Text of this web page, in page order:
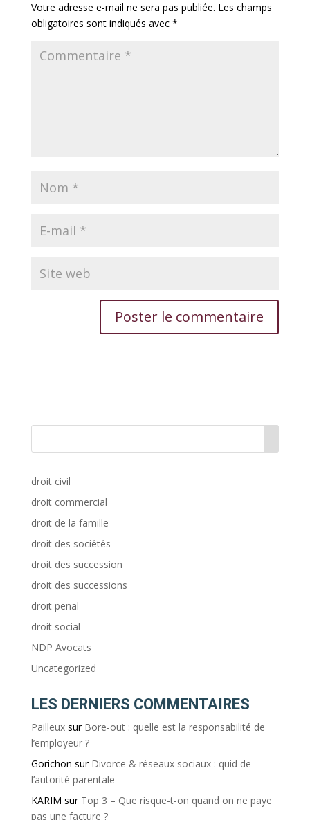
Votre adresse e-mail ne sera pas publiée. Les champs
obligatoires sont indiqués avec *
droit civil
droit commercial
droit de la famille
droit des sociétés
droit des succession
droit des successions
droit penal
droit social
NDP Avocats
Uncategorized
LES DERNIERS COMMENTAIRES
Pailleuxsur Bore-out : quelle est la responsabilité de
l’employeur ?
Gorichon sur Divorce & réseaux sociaux : quid de
l’autorité parentale
KARIM sur Top 3 – Que risque-t-on quand on ne paye
pas une facture ?